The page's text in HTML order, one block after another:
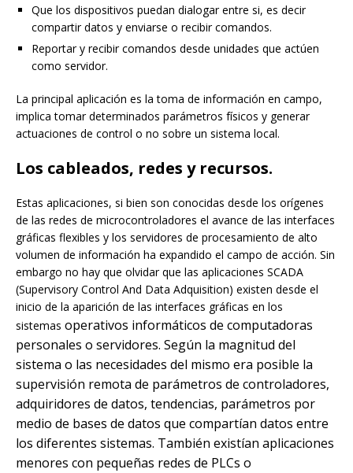
Que los dispositivos puedan dialogar entre si, es decir
compartir datos y enviarse o recibir comandos.
Reportar y recibir comandos desde unidades que actúen
como servidor.
La principal aplicación es la toma de información en campo,
implica tomar determinados parámetros físicos y generar
actuaciones de control o no sobre un sistema local.
Los cableados, redes y recursos.
Estas aplicaciones, si bien son conocidas desde los orígenes
de las redes de microcontroladores el avance de las interfaces
gráficas flexibles y los servidores de procesamiento de alto
volumen de información ha expandido el campo de acción. Sin
embargo no hay que olvidar que las aplicaciones SCADA
(Supervisory Control And Data Adquisition) existen desde el
inicio de la aparición de las interfaces gráficas en los
sistemas operativos informáticos de computadoras
personales o servidores. Según la magnitud del
sistema o las necesidades del mismo era posible la
supervisión remota de parámetros de controladores,
adquiridores de datos, tendencias, parámetros por
medio de bases de datos que compartían datos entre
los diferentes sistemas. También existían aplicaciones
menores con pequeñas redes de PLCs o